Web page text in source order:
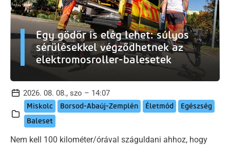
Egy gödör is elég lehet: súlyos
sérülésekkel végződhetnek az
elektromosroller-balesetek
2026. 08. 08., szo – 14:07
Miskolc Borsod-Abaúj-Zemplén Életmód
Egészség
Baleset
Nem kell 100 kilométer/órával száguldani ahhoz, hogy